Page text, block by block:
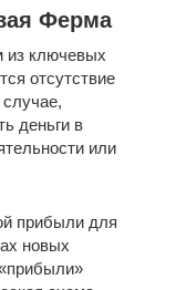
Ферма
из ключевых
отсутствие
деньги в
или
прибыли для
новых